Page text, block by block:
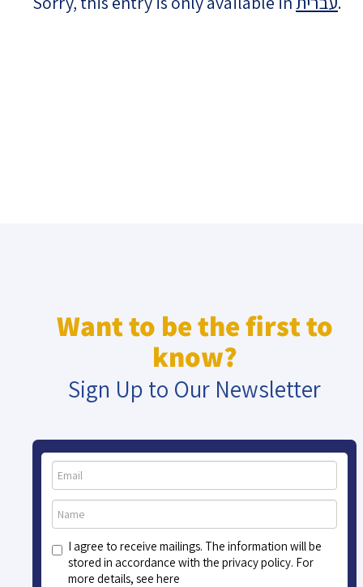
Want to be the first to
know?
Sign Up to Our Newsletter
I agree to receive mailings. The information will be
stored in accordance with the privacy policy. For
more details, see here